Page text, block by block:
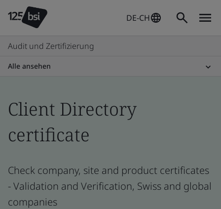
DE-CH
Audit und Zertifizierung
Alle ansehen
Client Directory
certificate
Check company, site and product certificates
- Validation and Verification, Swiss and global
companies